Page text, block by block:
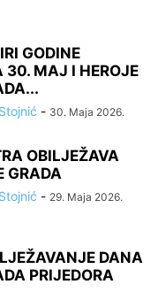
GODINE
MAJ I HEROJE
- 30. Maja 2026.
OBILJEŽAVA
GRADA
- 29. Maja 2026.
DANA
PRIJEDORA